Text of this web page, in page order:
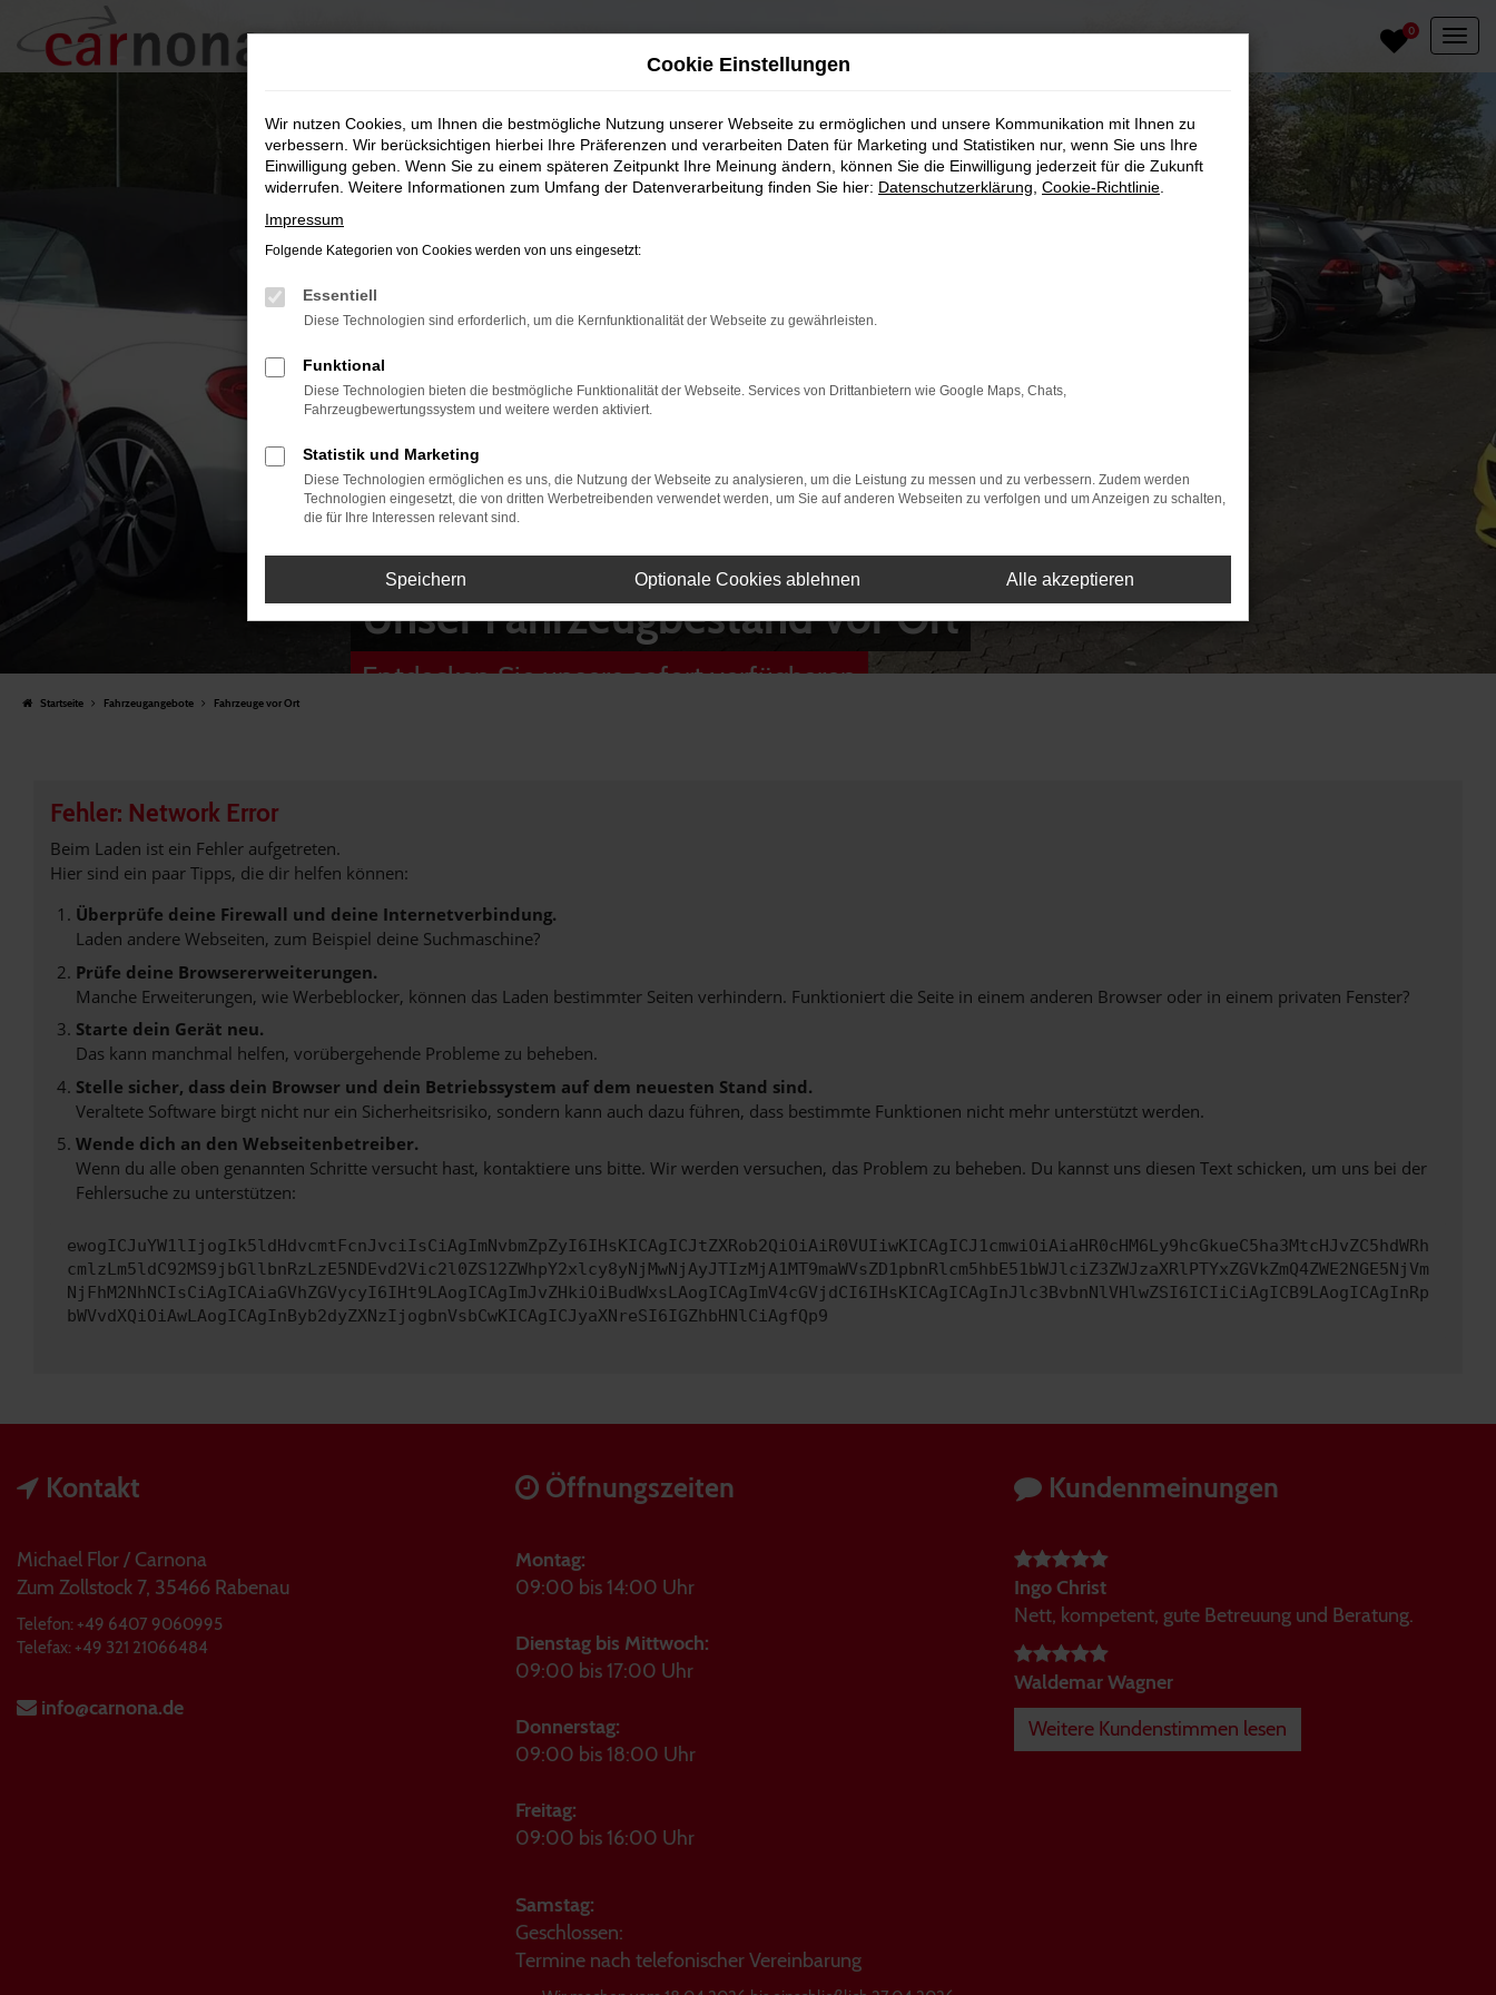
Zum
Hauptinhalt
springen
0
Unser Fahrzeugbestand vor Ort
Entdecken Sie unsere sofort verfügbaren
Startseite Fahrzeugangebote Fahrzeuge vor Ort
Fehler: Network Error
Beim Laden ist ein Fehler aufgetreten.
Hier sind ein paar Tipps, die dir helfen können:
Überprüfe deine Firewall und deine Internetverbindung.
Laden andere Webseiten, zum Beispiel deine Suchmaschine?
Prüfe deine Browsererweiterungen.
Manche Erweiterungen, wie Werbeblocker, können das Laden bestimmter Seiten verhindern. Funktioniert die Seite in einem anderen Browser oder in einem privaten Fenster?
Starte dein Gerät neu.
Das kann manchmal helfen, vorübergehende Probleme zu beheben.
Stelle sicher, dass dein Browser und dein Betriebssystem auf dem neuesten Stand sind.
Veraltete Software birgt nicht nur ein Sicherheitsrisiko, sondern kann auch dazu führen, dass bestimmte Funktionen nicht mehr unterstützt werden.
Wende dich an den Webseitenbetreiber.
Wenn du alle oben genannten Schritte versucht hast, kontaktiere uns bitte. Wir werden versuchen, das Problem zu beheben. Du kannst uns diesen Text schicken, um uns bei der
Fehlersuche zu unterstützen:
ewogICJuYW1lIjogIk5ldHdvcmtFcnJvciIsCiAgImNvbmZpZyI6IHsKICAgICJtZXRob2QiOiAiR0VUIiwKICAgICJ1cmwiOiAiaHR0cHM6Ly9hcGkueC5ha3MtcHJvZC5hdWRh
cmlzLm5ldC92MS9jbGllbnRzLzE5NDEvd2Vic2l0ZS12ZWhpY2xlcy8yNjMwNjAyJTIzMjA1MT9maWVsZD1pbnRlcm5hbE51bWJlciZ3ZWJzaXRlPTYxZGVkZmQ4ZWE2NGE5NjVm
NjFhM2NhNCIsCiAgICAiaGVhZGVycyI6IHt9LAogICAgImJvZHkiOiBudWxsLAogICAgImV4cGVjdCI6IHsKICAgICAgInJlc3BvbnNlVHlwZSI6ICIiCiAgICB9LAogICAgInRp
bWVvdXQiOiAwLAogICAgInByb2dyZXNzIjogbnVsbCwKICAgICJyaXNreSI6IGZhbHNlCiAgfQp9
Kontakt
Michael Flor / Carnona
Zum Zollstock 7, 35466 Rabenau
Telefon: +49 6407 9060995
Telefax: +49 321 21066484
info@carnona.de
Öffnungszeiten
Montag:
09:00 bis 14:00 Uhr
Dienstag bis Mittwoch:
09:00 bis 17:00 Uhr
Donnerstag:
09:00 bis 18:00 Uhr
Freitag:
09:00 bis 16:00 Uhr
Samstag:
Geschlossen:
Termine nach telefonischer Vereinbarung
Kundenmeinungen
Ingo Christ
Nett, kompetent, gute Betreuung und Beratung.
Waldemar Wagner
Weitere Kundenstimmen lesen
Cookie Einstellungen
Wir nutzen Cookies, um Ihnen die bestmögliche Nutzung unserer Webseite zu ermöglichen und unsere Kommunikation mit Ihnen zu
verbessern. Wir berücksichtigen hierbei Ihre Präferenzen und verarbeiten Daten für Marketing und Statistiken nur, wenn Sie uns Ihre
Einwilligung geben. Wenn Sie zu einem späteren Zeitpunkt Ihre Meinung ändern, können Sie die Einwilligung jederzeit für die Zukunft
widerrufen. Weitere Informationen zum Umfang der Datenverarbeitung finden Sie hier: Datenschutzerklärung Cookie-Richtlinie
Impressum
Folgende Kategorien von Cookies werden von uns eingesetzt:
Essentiell
Diese Technologien sind erforderlich, um die Kernfunktionalität der Webseite zu gewährleisten.
Funktional
Diese Technologien bieten die bestmögliche Funktionalität der Webseite. Services von Drittanbietern wie Google Maps, Chats,
Fahrzeugbewertungssystem und weitere werden aktiviert.
Statistik und Marketing
Diese Technologien ermöglichen es uns, die Nutzung der Webseite zu analysieren, um die Leistung zu messen und zu verbessern. Zudem werden
Technologien eingesetzt, die von dritten Werbetreibenden verwendet werden, um Sie auf anderen Webseiten zu verfolgen und um Anzeigen zu schalten,
die für Ihre Interessen relevant sind.
Speichern Optionale Cookies ablehnen Alle akzeptieren